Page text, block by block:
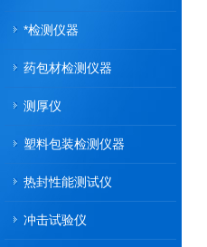
*检测仪器
药包材检测仪器
测厚仪
塑料包装检测仪器
热封性能测试仪
冲击试验仪